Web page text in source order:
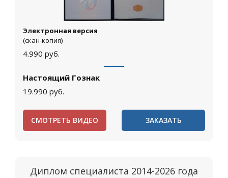
Электронная версия
(скан-копия)
4.990 руб.
Настоящий Гознак
19.990 руб.
СМОТРЕТЬ ВИДЕО ЗАКАЗАТЬ
Диплом специалиста 2014-2026 года